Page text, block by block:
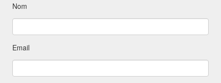
Nom
Email